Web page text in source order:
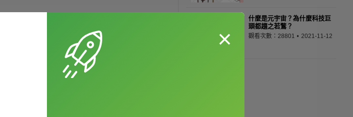
在龐大的觀眾面前
概念，因此當作
on stage.
什麼是元宇宙？為什麼科技巨
頭都趨之若鶩？
觀看次數：28801 2021-11-12
×